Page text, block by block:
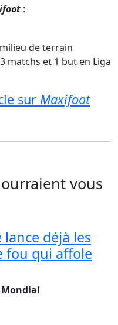
:
de terrain
matchs et 1 but en Liga
sur Maxifoot
vous
déjà les
fou qui affole
Mondial